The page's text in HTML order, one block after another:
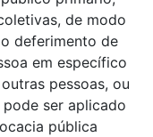
de modo
deferimento de
em específico
pessoas, ou
ser aplicado
pública